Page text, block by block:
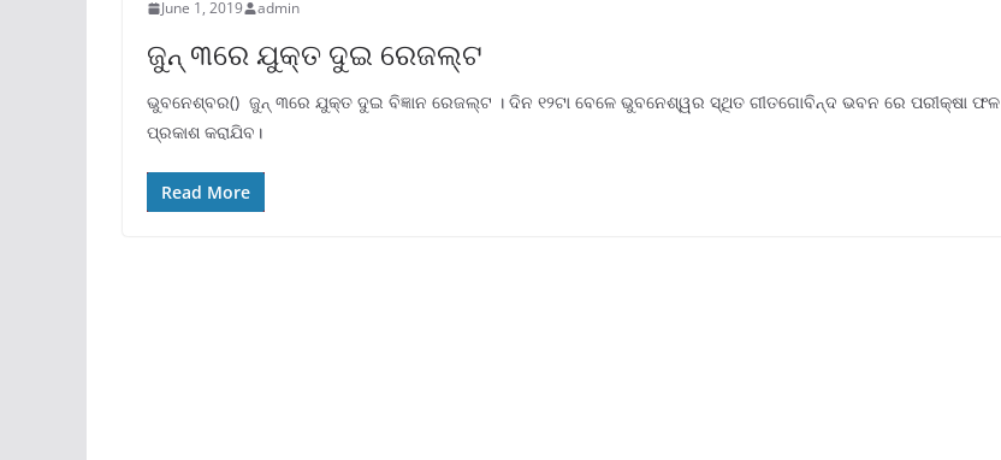
June 1, 2019 admin
ଜୁନ୍ ୩ରେ ଯୁକ୍ତ ଦୁଇ ରେଜଲ୍ଟ
ଭୁବନେଶ୍ବର() ଜୁନ୍ ୩ରେ ଯୁକ୍ତ ଦୁଇ ବିଜ୍ଞାନ ରେଜଲ୍ଟ । ଦିନ ୧୨ଟା ବେଳେ ଭୁବନେଶ୍ୱର ସ୍ଥିତ ଗୀତଗୋବିନ୍ଦ ଭବନ ରେ ପରୀକ୍ଷା ଫଳ
ପ୍ରକାଶ କରାଯିବ।
Read More